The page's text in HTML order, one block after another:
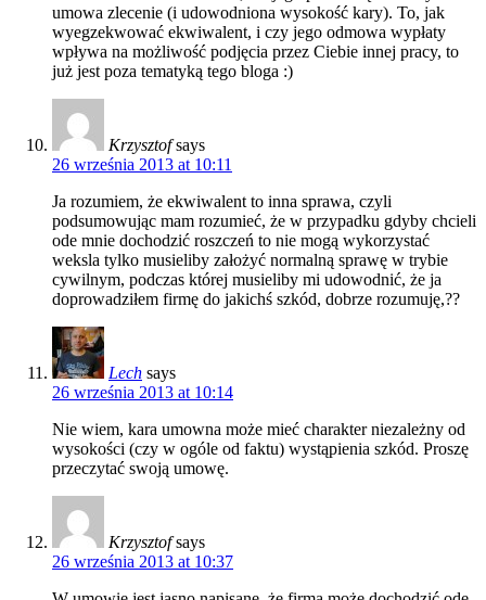
umowa zlecenie (i udowodniona wysokość kary). To, jak
wyegzekwować ekwiwalent, i czy jego odmowa wypłaty
wpływa na możliwość podjęcia przez Ciebie innej pracy, to
już jest poza tematyką tego bloga :)
Krzysztof says
26 września 2013 at 10:11
Ja rozumiem, że ekwiwalent to inna sprawa, czyli
podsumowując mam rozumieć, że w przypadku gdyby chcieli
ode mnie dochodzić roszczeń to nie mogą wykorzystać
weksla tylko musieliby założyć normalną sprawę w trybie
cywilnym, podczas której musieliby mi udowodnić, że ja
doprowadziłem firmę do jakichś szkód, dobrze rozumuję,??
Lech says
26 września 2013 at 10:14
Nie wiem, kara umowna może mieć charakter niezależny od
wysokości (czy w ogóle od faktu) wystąpienia szkód. Proszę
przeczytać swoją umowę.
Krzysztof says
26 września 2013 at 10:37